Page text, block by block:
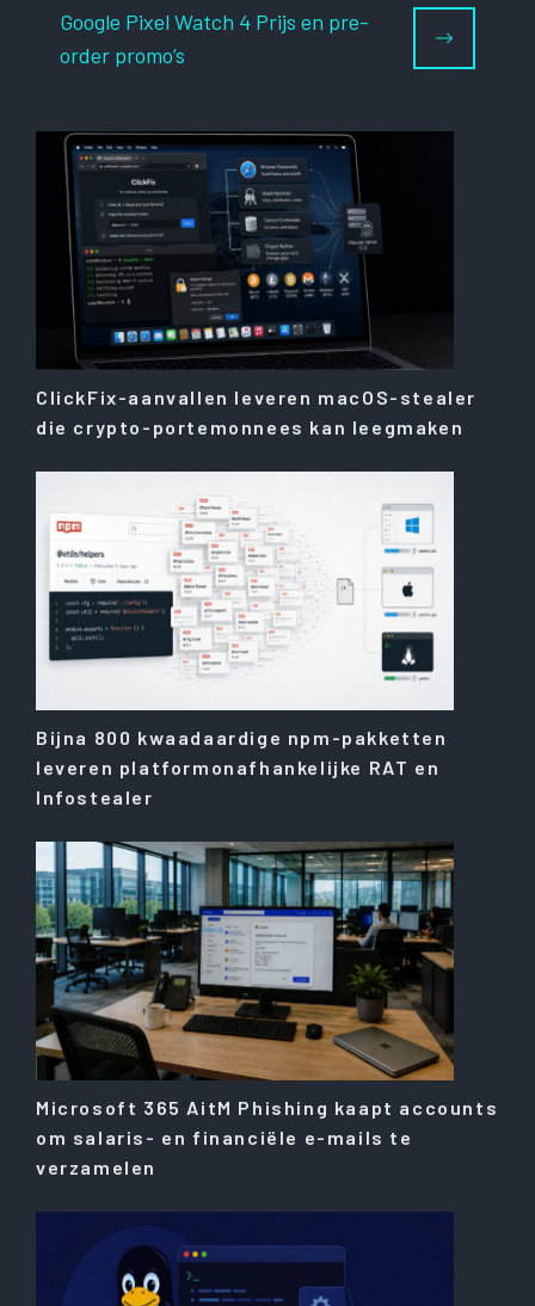
Google Pixel Watch 4 Prijs en pre-
order promo’s
ClickFix-aanvallen leveren macOS-stealer
die crypto-portemonnees kan leegmaken
Bijna 800 kwaadaardige npm-pakketten
leveren platformonafhankelijke RAT en
Infostealer
Microsoft 365 AitM Phishing kaapt accounts
om salaris- en financiële e-mails te
verzamelen